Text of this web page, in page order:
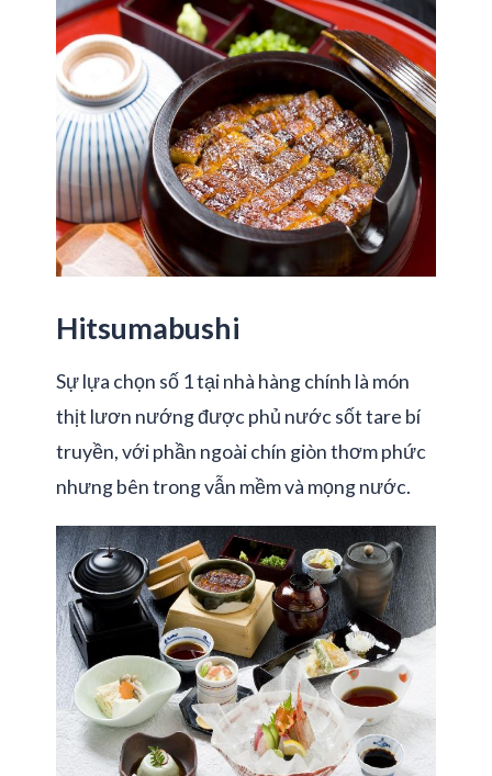
Hitsumabushi
Sự lựa chọn số 1 tại nhà hàng chính là món
thịt lươn nướng được phủ nước sốt tare bí
truyền, với phần ngoài chín giòn thơm phức
nhưng bên trong vẫn mềm và mọng nước.